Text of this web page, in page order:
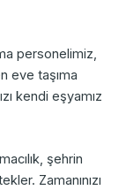
personelimiz,
eve taşıma
kendi eşyamız
şehrin
Zamanınızı